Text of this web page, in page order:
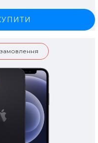
замовлення